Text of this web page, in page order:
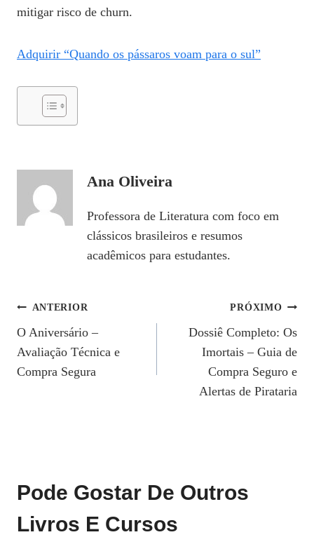
mitigar risco de churn.
Adquirir “Quando os pássaros voam para o sul”
Ana Oliveira
Professora de Literatura com foco em
clássicos brasileiros e resumos
acadêmicos para estudantes.
Navegação
De
Post
ANTERIOR
O Aniversário –
Avaliação Técnica e
Compra Segura
PRÓXIMO
Dossiê Completo: Os
Imortais – Guia de
Compra Seguro e
Alertas de Pirataria
Pode Gostar De Outros
Livros E Cursos